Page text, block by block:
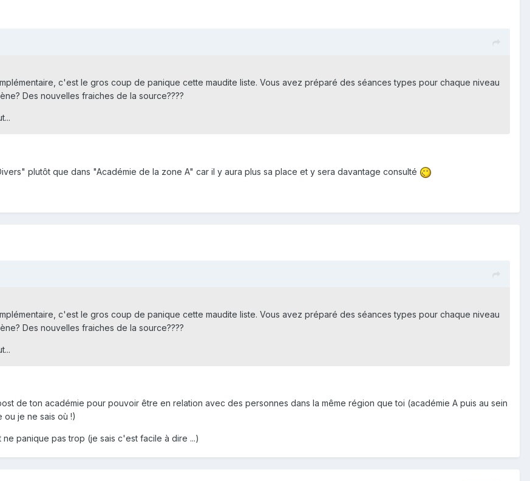
c'est le gros coup de panique cette maudite liste. Vous avez préparé des séances types pour chaque niveau
Des nouvelles fraiches de la source????
plutôt que dans "Académie de la zone A" car il y aura plus sa place et y sera davantage consulté
c'est le gros coup de panique cette maudite liste. Vous avez préparé des séances types pour chaque niveau
Des nouvelles fraiches de la source????
de ton académie pour pouvoir être en relation avec des personnes dans la même région que toi (académie A puis au sein
ou je ne sais où !)
panique pas trop (je sais c'est facile à dire ...)